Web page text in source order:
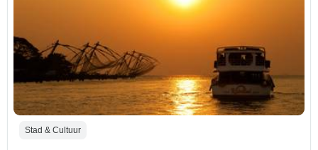
Stad & Cultuur